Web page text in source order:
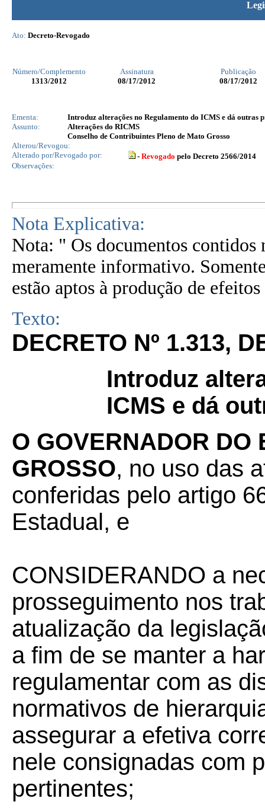
Ato: Decreto-Revogado
Número/Complemento Assinatura
Publicação
1313/2012 08/17/2012 08/17/2012
Ementa:
Introduz alterações no Regulamento do ICMS e dá outras
Assunto:
Alterações do RICMS
Conselho de Contribuintes Pleno de Mato Grosso
Alterou/Revogou:
Alterado por/Revogado por:
- Revogado pelo Decreto 2566/2014
Observações:
Nota Explicativa:
Nota: " Os documentos contidos
meramente informativo.
estão aptos à produção de
Texto:
DECRETO Nº 1.313,
Introduz
ICMS e dá
O GOVERNADOR DO
GROSSO, no uso das
conferidas pelo artigo
Estadual, e
CONSIDERANDO a
prosseguimento nos
atualização da
a fim de se manter a
regulamentar com as
normativos de
assegurar a efetiva
nele consignadas com
pertinentes;